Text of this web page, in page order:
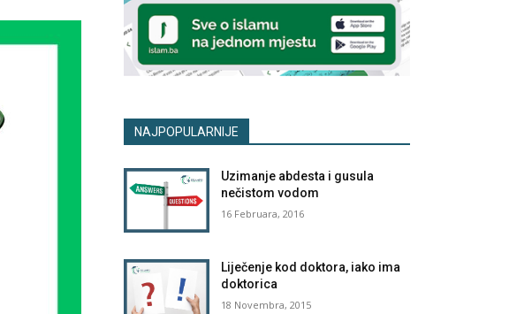
NAJPOPULARNIJE
Uzimanje abdesta i gusula
nečistom vodom
16 Februara, 2016
Liječenje kod doktora, iako ima
doktorica
18 Novembra, 2015